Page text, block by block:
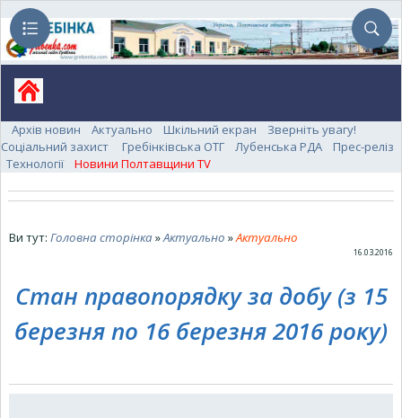
Архів новин Актуально Шкільний екран
Зверніть увагу!
Соціальний захист
Гребінківська ОТГ Лубенська РДА
Прес-реліз
Технології
Новини Полтавщини TV
Ви тут: Головна сторінка»Актуально »Актуально
16.03.2016
Стан правопорядку за добу (з 15
березня по 16 березня 2016 року)